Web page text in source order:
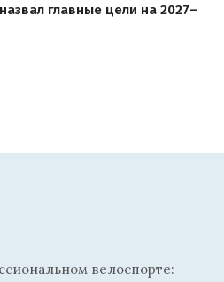
главные цели на 2027–
велоспорте: